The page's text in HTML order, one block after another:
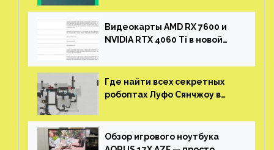
Видеокарты AMD RX 7600 и
NVIDIA RTX 4060 Ti в новой
Где найти всех секретных
робоптах Луфо Сянчжоу в
Обзор игрового ноутбука